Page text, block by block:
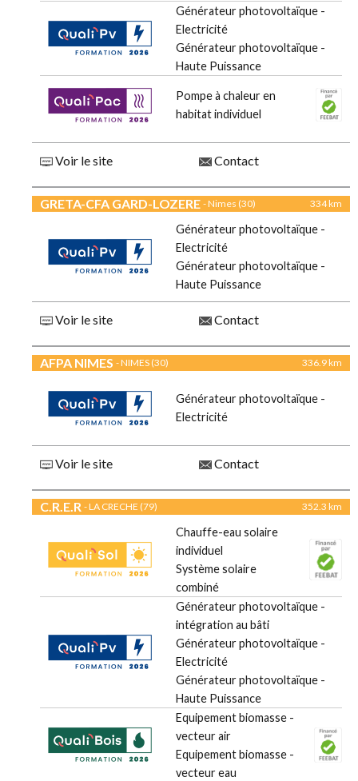
Générateur photovoltaïque -
Electricité
Générateur photovoltaïque -
Haute Puissance
Pompe à chaleur en
habitat individuel
Voir le site Contact
GRETA-CFA GARD-LOZERE - Nimes (30) 334 km
Générateur photovoltaïque -
Electricité
Générateur photovoltaïque -
Haute Puissance
Voir le site Contact
AFPA NIMES - NIMES (30) 336.9 km
Générateur photovoltaïque -
Electricité
Voir le site Contact
C.R.E.R - LA CRECHE (79) 352.3 km
Chauffe-eau solaire
individuel
Système solaire
combiné
Générateur photovoltaïque -
intégration au bâti
Générateur photovoltaïque -
Electricité
Générateur photovoltaïque -
Haute Puissance
Equipement biomasse -
vecteur air
Equipement biomasse -
vecteur eau